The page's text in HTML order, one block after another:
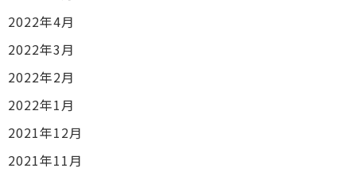
2022年4月
2022年3月
2022年2月
2022年1月
2021年12月
2021年11月